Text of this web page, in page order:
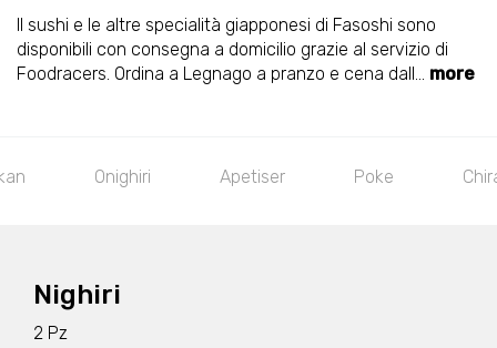
Il sushi e le altre specialità giapponesi di Fasoshi sono
disponibili con consegna a domicilio grazie al servizio di
Foodracers. Ordina a Legnago a pranzo e cena dall... more
Apetiser Poke Chirashi
Nighiri
2 Pz